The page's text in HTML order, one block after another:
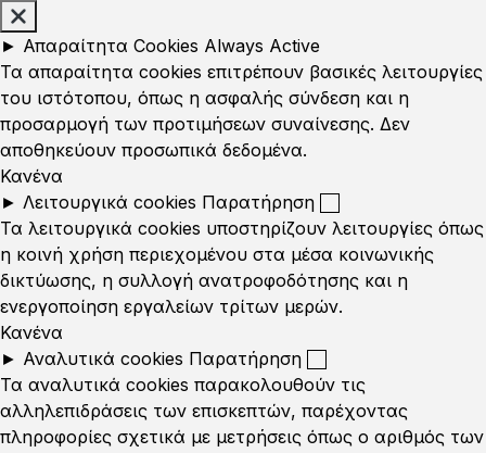
► Απαραίτητα Cookies Always Active
Τα απαραίτητα cookies επιτρέπουν βασικές λειτουργίες
του ιστότοπου, όπως η ασφαλής σύνδεση και η
προσαρμογή των προτιμήσεων συναίνεσης. Δεν
αποθηκεύουν προσωπικά δεδομένα.
Κανένα
► Λειτουργικά cookies Παρατήρηση
Τα λειτουργικά cookies υποστηρίζουν λειτουργίες όπως
η κοινή χρήση περιεχομένου στα μέσα κοινωνικής
δικτύωσης, η συλλογή ανατροφοδότησης και η
ενεργοποίηση εργαλείων τρίτων μερών.
Κανένα
► Αναλυτικά cookies Παρατήρηση
Τα αναλυτικά cookies παρακολουθούν τις
αλληλεπιδράσεις των επισκεπτών, παρέχοντας
πληροφορίες σχετικά με μετρήσεις όπως ο αριθμός των